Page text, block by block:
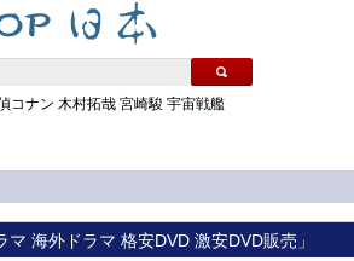
コナン 木村拓哉 宮崎駿 宇宙戦艦
海外ドラマ 格安DVD 激安DVD販売」